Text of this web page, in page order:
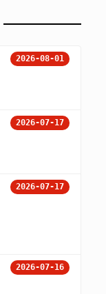
2026-08-01
2026-07-17
2026-07-17
2026-07-16